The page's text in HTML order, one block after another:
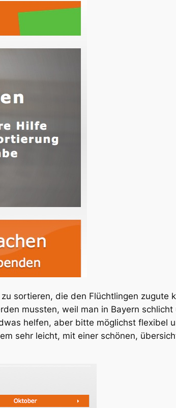
sortieren, die den Flüchtlingen zugute
mussten, weil man in Bayern
helfen, aber bitte möglichst flexibel
sehr leicht, mit einer schönen,